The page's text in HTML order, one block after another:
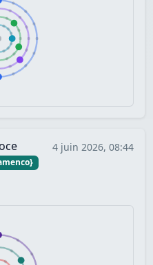
4 juin 2026, 08:44